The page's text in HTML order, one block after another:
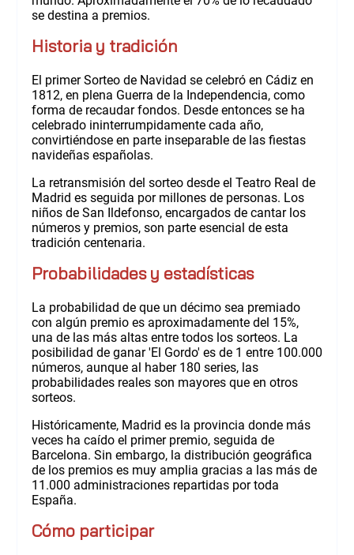
se destina a premios.
Historia y tradición
El primer Sorteo de Navidad se celebró en Cádiz en
1812, en plena Guerra de la Independencia, como
forma de recaudar fondos. Desde entonces se ha
celebrado ininterrumpidamente cada año,
convirtiéndose en parte inseparable de las fiestas
navideñas españolas.
La retransmisión del sorteo desde el Teatro Real de
Madrid es seguida por millones de personas. Los
niños de San Ildefonso, encargados de cantar los
números y premios, son parte esencial de esta
tradición centenaria.
Probabilidades y estadísticas
La probabilidad de que un décimo sea premiado
con algún premio es aproximadamente del 15%,
una de las más altas entre todos los sorteos. La
posibilidad de ganar 'El Gordo' es de 1 entre 100.000
números, aunque al haber 180 series, las
probabilidades reales son mayores que en otros
sorteos.
Históricamente, Madrid es la provincia donde más
veces ha caído el primer premio, seguida de
Barcelona. Sin embargo, la distribución geográfica
de los premios es muy amplia gracias a las más de
11.000 administraciones repartidas por toda
España.
Cómo participar